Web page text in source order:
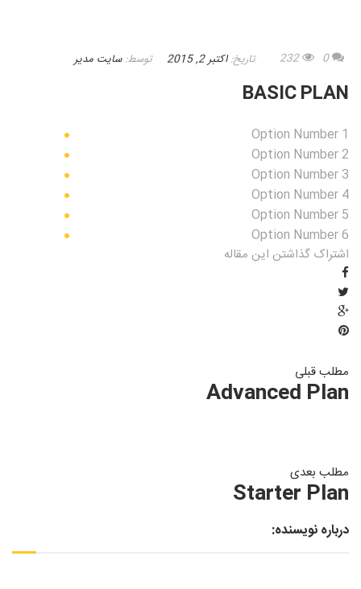
توسط:سایت مدیر تاریخ:اکتبر 2, 2015 0
232
BASIC PLAN
Option Number 1
Option Number 2
Option Number 3
Option Number 4
Option Number 5
Option Number 6
اشتراک گذاشتن این مقاله
مطلب قبلی
Advanced Plan
مطلب بعدی
Starter Plan
درباره نویسنده: